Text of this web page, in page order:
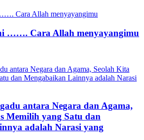
……. Cara Allah menyayangimu
antara Negara dan Agama,
Memilih yang Satu dan
adalah Narasi yang